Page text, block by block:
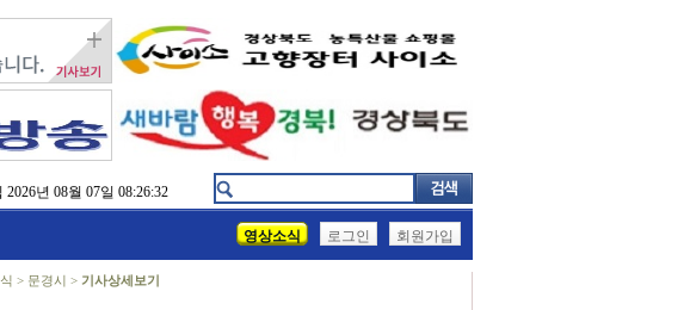
2026년 08월 07일 08:26:32
영상소식 로그인 회원가입
> 문경시 > 기사상세보기